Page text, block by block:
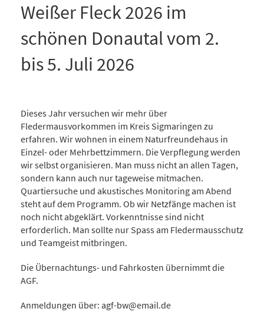
Weißer Fleck 2026 im
schönen Donautal vom 2.
bis 5. Juli 2026
Dieses Jahr versuchen wir mehr über
Fledermausvorkommen im Kreis Sigmaringen zu
erfahren. Wir wohnen in einem Naturfreundehaus in
Einzel- oder Mehrbettzimmern. Die Verpflegung werden
wir selbst organisieren. Man muss nicht an allen Tagen,
sondern kann auch nur tageweise mitmachen.
Quartiersuche und akustisches Monitoring am Abend
steht auf dem Programm. Ob wir Netzfänge machen ist
noch nicht abgeklärt. Vorkenntnisse sind nicht
erforderlich. Man sollte nur Spass am Fledermausschutz
und Teamgeist mitbringen.
Die Übernachtungs- und Fahrkosten übernimmt die
AGF.
Anmeldungen über: agf-bw@email.de